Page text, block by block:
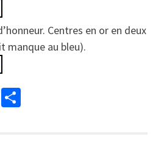
Centres en or en deux
manque au bleu).
Share